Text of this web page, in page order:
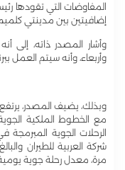
المفاوضات التي تقودها
إضافيتين بين مدينتي كلميم
وأشار المصدر ذاته، إلى
وأربعاء، وأنه سيتم العمل ببرنامج
وبذلك، يضيف المصدر، يرتفع
مع الخطوط الملكية
الرحلات الجوية
شركة العربية للطيران
مرة، معدل رحلة جوية يومية